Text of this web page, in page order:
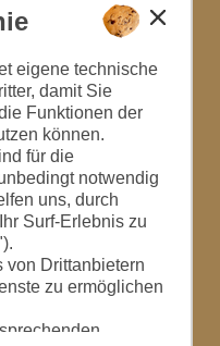
eigene technische
damit Sie
Funktionen der
können.
für die
notwendig
uns, durch
Surf-Erlebnis zu
von Drittanbietern
zu ermöglichen
669144